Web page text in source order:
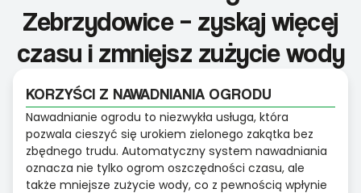
Zebrzydowice – zyskaj więcej
czasu i zmniejsz zużycie wody
KORZYŚCI Z NAWADNIANIA OGRODU
Nawadnianie ogrodu to niezwykła usługa, która
pozwala cieszyć się urokiem zielonego zakątka bez
zbędnego trudu. Automatyczny system nawadniania
oznacza nie tylko ogrom oszczędności czasu, ale
także mniejsze zużycie wody, co z pewnością wpłynie